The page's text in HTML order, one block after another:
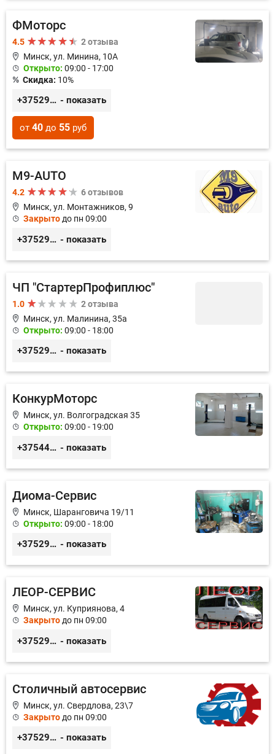
ФМоторс
4.5
2 отзыва
Минск, ул. Минина, 10А
Открыто: 09:00 - 17:00
Скидка: 10%
+375296781188 - показать
от 40 до 55 руб
M9-AUTO
4.2
6 отзывов
Минск, ул. Монтажников, 9
Закрыто до пн 09:00
+375299395764 - показать
ЧП "СтартерПрофиплюс"
1.0
2 отзыва
Минск, ул. Малинина, 35а
Открыто: 09:00 - 18:00
+375291023838 - показать
КонкурМоторс
Минск, ул. Волгоградская 35
Открыто: 09:00 - 19:00
+375445197887 - показать
Диома-Сервис
Минск, Шаранговича 19/11
Открыто: 09:00 - 18:00
+375291111065 - показать
ЛЕОР-СЕРВИС
Минск, ул. Куприянова, 4
Закрытодо пн 09:00
+375296528779 - показать
Столичный автосервис
Минск, ул. Свердлова, 23\7
Закрыто до пн 09:00
+375293549354 - показать